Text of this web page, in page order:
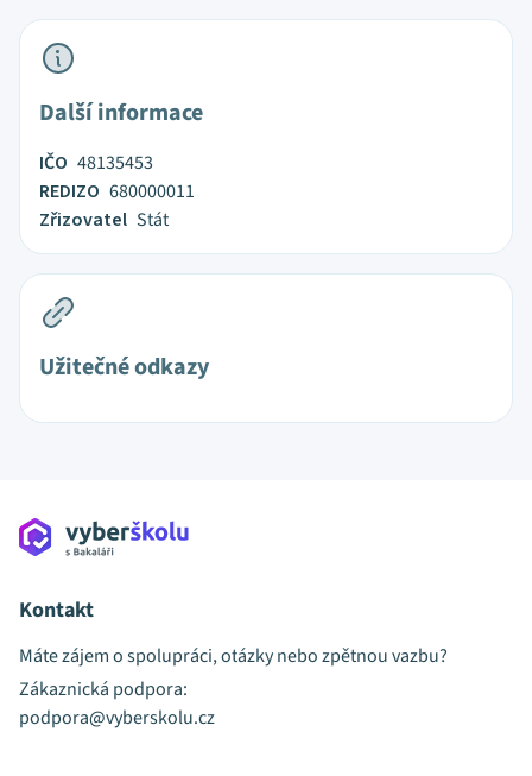
Další informace
IČO 48135453
REDIZO 680000011
Zřizovatel Stát
Užitečné odkazy
Kontakt
Máte zájem o spolupráci, otázky nebo zpětnou vazbu?
Zákaznická podpora:
podpora@vyberskolu.cz